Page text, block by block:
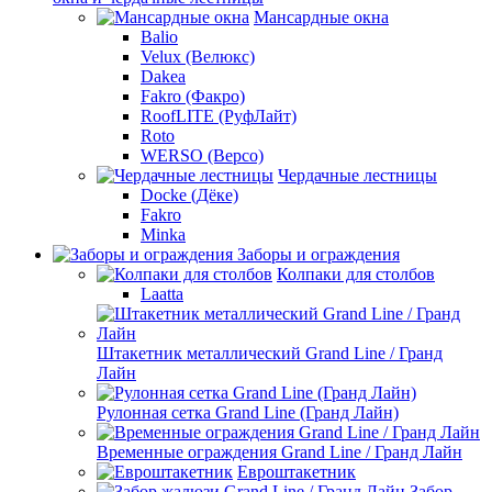
Мансардные окна
Balio
Velux (Велюкс)
Dakea
Fakro (Факро)
RoofLITE (РуфЛайт)
Roto
WERSO (Версо)
Чердачные лестницы
Docke (Дёке)
Fakro
Minka
Заборы и ограждения
Колпаки для столбов
Laatta
Штакетник металлический Grand Line / Гранд
Лайн
Рулонная сетка Grand Line (Гранд Лайн)
Временные ограждения Grand Line / Гранд Лайн
Евроштакетник